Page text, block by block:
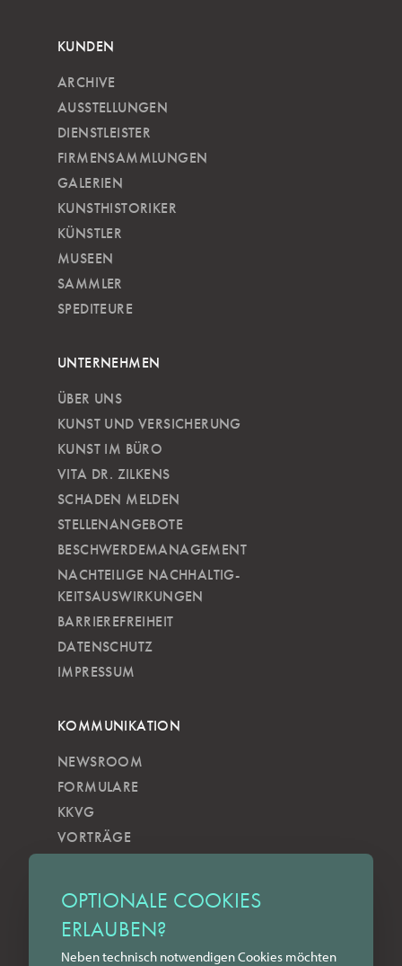
OPTIONALE COOKIES
ERLAUBEN?
Neben technisch notwendigen Cookies möchten
KUNDEN
ARCHIVE
AUSSTELLUNGEN
DIENSTLEISTER
FIRMENSAMMLUNGEN
GALERIEN
KUNSTHISTORIKER
KÜNSTLER
MUSEEN
SAMMLER
SPEDITEURE
UNTERNEHMEN
ÜBER UNS
KUNST UND VERSICHERUNG
KUNST IM BÜRO
VITA DR. ZILKENS
SCHADEN MELDEN
STELLENANGEBOTE
BESCHWERDEMANAGEMENT
NACHTEILIGE NACH­HALTIG­
KEITSAUSWIRKUNGEN
BARRIEREFREIHEIT
DATENSCHUTZ
IMPRESSUM
KOMMUNIKATION
NEWSROOM
FORMULARE
KKVG
VORTRÄGE
ZILKENS NEWSBLOG
NEWSLETTER